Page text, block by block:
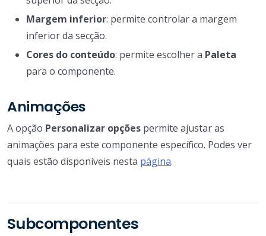
Margem inferior: permite controlar a margem
inferior da secção.
Cores do conteúdo: permite escolher a Paleta
para o componente.
Animações
A opção Personalizar opções permite ajustar as
animações para este componente específico. Podes ver
quais estão disponíveis nesta página.
Subcomponentes